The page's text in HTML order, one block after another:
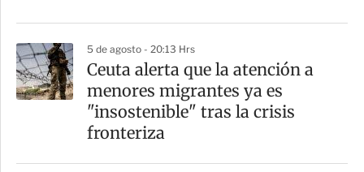
5 de agosto - 20:13 Hrs
Ceuta alerta que la atención a
menores migrantes ya es
"insostenible" tras la crisis
fronteriza